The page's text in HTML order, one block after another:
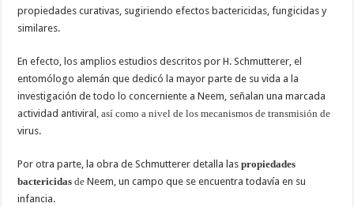
propiedades curativas, sugiriendo efectos bactericidas, fungicidas y
similares.
En efecto, los amplios estudios descritos por H. Schmutterer, el
entomólogo alemán que dedicó la mayor parte de su vida a la
investigación de todo lo concerniente a Neem, señalan una marcada
actividad antiviral , así como a nivel de los mecanismos de transmisión de
virus.
Por otra parte, la obra de Schmutterer detalla laspropiedades
bactericidasdeNeem, un campo que se encuentra todavía en su
infancia.